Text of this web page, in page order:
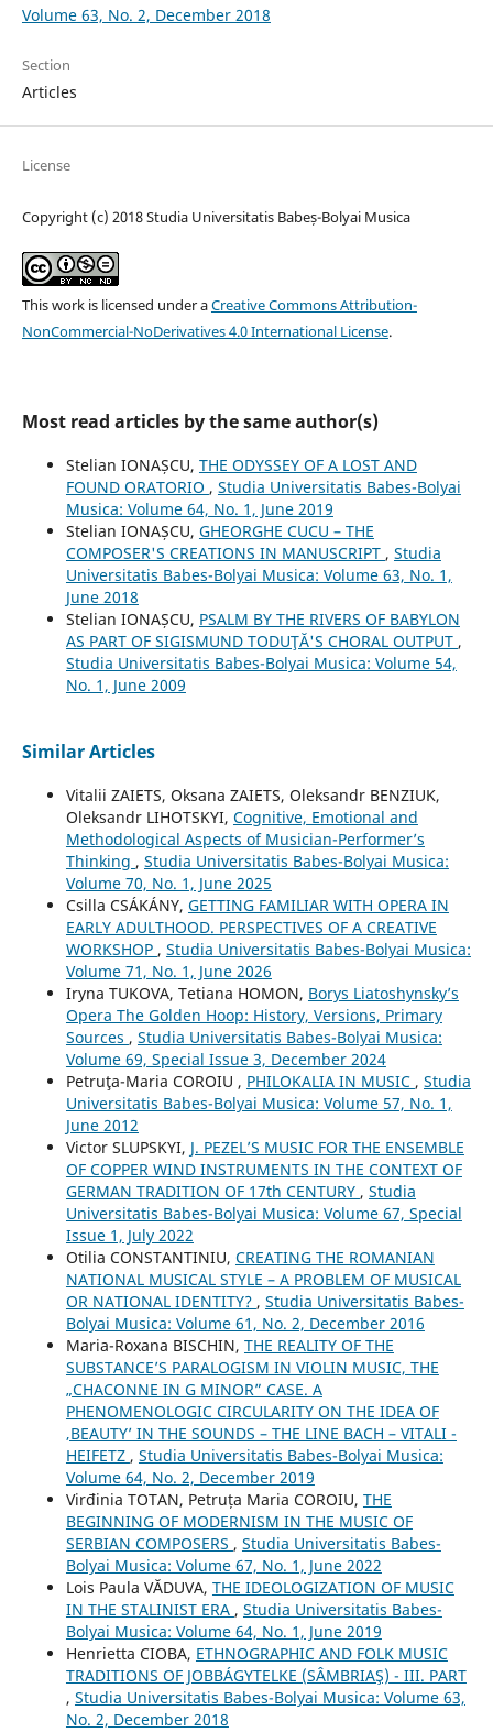
Volume 63, No. 2, December 2018
Section
Articles
License
Copyright (c) 2018 Studia Universitatis Babeș-Bolyai Musica
This work is licensed under aCreative Commons Attribution-
NonCommercial-NoDerivatives 4.0 International License.
Most read articles by the same author(s)
Stelian IONAȘCU, THE ODYSSEY OF A LOST AND
FOUND ORATORIO , Studia Universitatis Babes-Bolyai
Musica: Volume 64, No. 1, June 2019
Stelian IONAȘCU, GHEORGHE CUCU – THE
COMPOSER'S CREATIONS IN MANUSCRIPT , Studia
Universitatis Babes-Bolyai Musica: Volume 63, No. 1,
June 2018
Stelian IONAȘCU, PSALM BY THE RIVERS OF BABYLON
AS PART OF SIGISMUND TODUŢĂ'S CHORAL OUTPUT ,
Studia Universitatis Babes-Bolyai Musica: Volume 54,
No. 1, June 2009
Similar Articles
Vitalіi ZAIETS, Oksana ZAIETS, Oleksandr BENZIUK,
Oleksandr LIHOTSKYI, Cognitive, Emotional and
Methodological Aspects of Musician-Performer’s
Thinking , Studia Universitatis Babes-Bolyai Musica:
Volume 70, No. 1, June 2025
Csilla CSÁKÁNY, GETTING FAMILIAR WITH OPERA IN
EARLY ADULTHOOD. PERSPECTIVES OF A CREATIVE
WORKSHOP , Studia Universitatis Babes-Bolyai Musica:
Volume 71, No. 1, June 2026
Iryna TUKOVA, Tetiana HOMON, Borys Liatoshynsky’s
Opera The Golden Hoop: History, Versions, Primary
Sources , Studia Universitatis Babes-Bolyai Musica:
Volume 69, Special Issue 3, December 2024
Petruţa-Maria COROIU , PHILOKALIA IN MUSIC , Studia
Universitatis Babes-Bolyai Musica: Volume 57, No. 1,
June 2012
Victor SLUPSKYI, J. PEZEL’S MUSIC FOR THE ENSEMBLE
OF COPPER WIND INSTRUMENTS IN THE CONTEXT OF
GERMAN TRADITION OF 17th CENTURY , Studia
Universitatis Babes-Bolyai Musica: Volume 67, Special
Issue 1, July 2022
Otilia CONSTANTINIU, CREATING THE ROMANIAN
NATIONAL MUSICAL STYLE – A PROBLEM OF MUSICAL
OR NATIONAL IDENTITY? , Studia Universitatis Babes-
Bolyai Musica: Volume 61, No. 2, December 2016
Maria-Roxana BISCHIN, THE REALITY OF THE
SUBSTANCE’S PARALOGISM IN VIOLIN MUSIC, THE
„CHACONNE IN G MINOR” CASE. A
PHENOMENOLOGIC CIRCULARITY ON THE IDEA OF
‚BEAUTY’ IN THE SOUNDS – THE LINE BACH – VITALI -
HEIFETZ , Studia Universitatis Babes-Bolyai Musica:
Volume 64, No. 2, December 2019
Virđinia TOTAN, Petruța Maria COROIU, THE
BEGINNING OF MODERNISM IN THE MUSIC OF
SERBIAN COMPOSERS , Studia Universitatis Babes-
Bolyai Musica: Volume 67, No. 1, June 2022
Lois Paula VĂDUVA, THE IDEOLOGIZATION OF MUSIC
IN THE STALINIST ERA , Studia Universitatis Babes-
Bolyai Musica: Volume 64, No. 1, June 2019
Henrietta CIOBA, ETHNOGRAPHIC AND FOLK MUSIC
TRADITIONS OF JOBBÁGYTELKE (SÂMBRIAŞ) - III. PART
, Studia Universitatis Babes-Bolyai Musica: Volume 63,
No. 2, December 2018